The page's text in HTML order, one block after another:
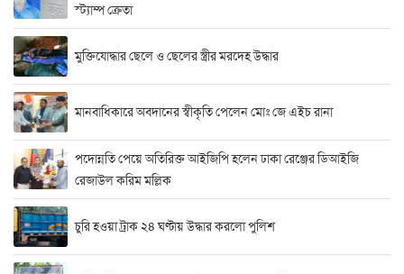
স্ট্যাম্প ক্রেতা
মুক্তিযোদ্ধার ছেলে ও ছেলের স্ত্রীর মরদেহ উদ্ধার
মানবাধিকারে অবদানের স্বীকৃতি পেলেন মোঃ জে এইচ রানা
পদোন্নতি পেয়ে অতিরিক্ত আইজিপি হলেন ঢাকা রেঞ্জের ডিআইজি
রেজাউল করিম মল্লিক
চুরি হওয়া ট্রাক ২৪ ঘণ্টায় উদ্ধার করলো পুলিশ